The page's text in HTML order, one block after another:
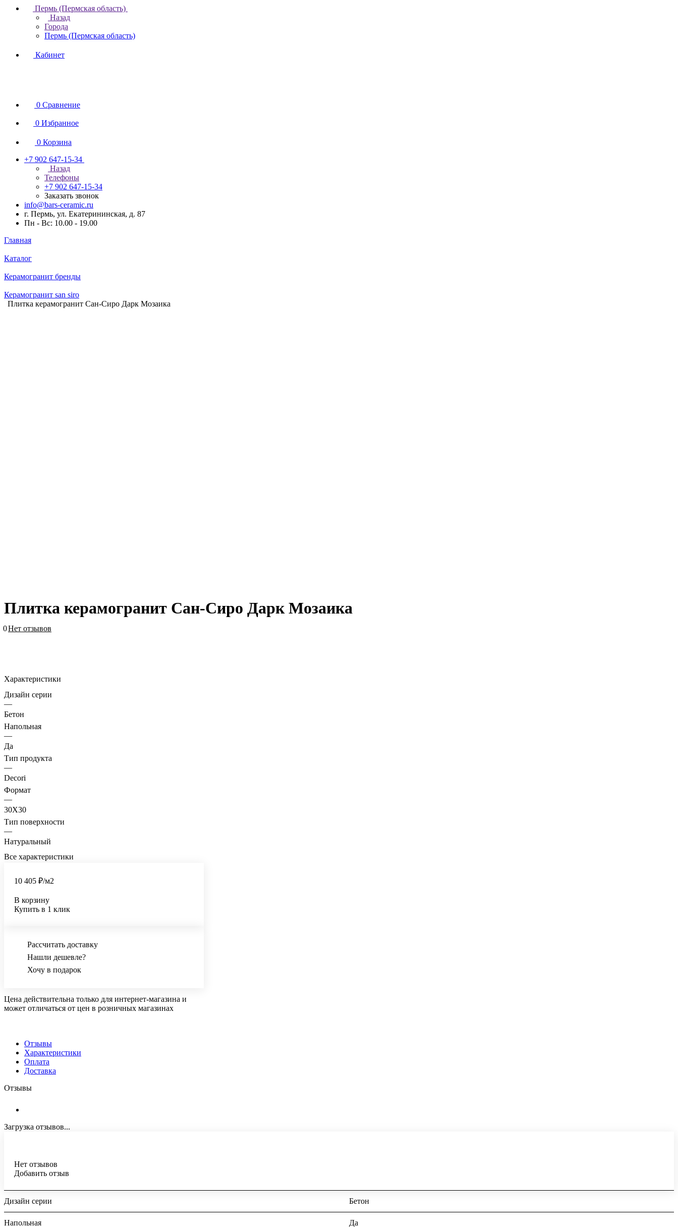
Пермь (Пермская область)
Назад
Города
Пермь (Пермская область)
Кабинет
0 Сравнение
0 Избранное
0 Корзина
+7 902 647-15-34
Назад
Телефоны
+7 902 647-15-34
Заказать звонок
info@bars-ceramic.ru
г. Пермь, ул. Екатерининская, д. 87
Пн - Вс: 10.00 - 19.00
Главная
Каталог
Керамогранит бренды
Керамогранит san siro
Плитка керамогранит Сан-Сиро Дарк Мозаика
Плитка керамогранит Сан-Сиро Дарк Мозаика
0Нет отзывов
Характеристики
Дизайн серии
—
Бетон
Напольная
—
Да
Тип продукта
—
Decori
Формат
—
30X30
Тип поверхности
—
Натуральный
Все характеристики
10 405 ₽/м2
В корзину
Купить в 1 клик
Рассчитать доставку
Нашли дешевле?
Хочу в подарок
Цена действительна только для интернет-магазина и
может отличаться от цен в розничных магазинах
Отзывы
Характеристики
Оплата
Доставка
Отзывы
Загрузка отзывов...
Нет отзывов
Добавить отзыв
Дизайн серии Бетон
Напольная Да